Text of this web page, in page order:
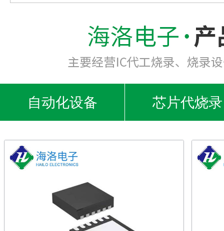
自动化设备 芯片代烧录